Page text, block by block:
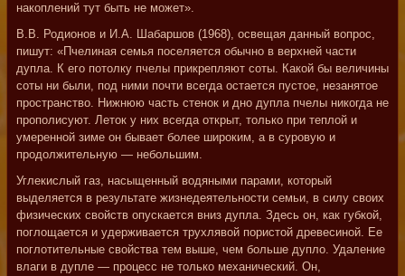
накоплений тут быть не может».
В.В. Родионов и И.А. Шабаршов (1968), освещая данный вопрос,
пишут: «Пчелиная семья поселяется обычно в верхней части
дупла. К его потолку пчелы прикрепляют соты. Какой бы величины
соты ни были, под ними почти всегда остается пустое, незанятое
пространство. Нижнюю часть стенок и дно дупла пчелы никогда не
прополисуют. Леток у них всегда открыт, только при теплой и
умеренной зиме он бывает более широким, а в суровую и
продолжительную — небольшим.
Углекислый газ, насыщенный водяными парами, который
выделяется в результате жизнедеятельности семьи, в силу своих
физических свойств опускается вниз дупла. Здесь он, как губкой,
поглощается и удерживается трухлявой пористой древесиной. Ее
поглотительные свойства тем выше, чем больше дупло. Удаление
влаги в дупле — процесс не только механический. Он,